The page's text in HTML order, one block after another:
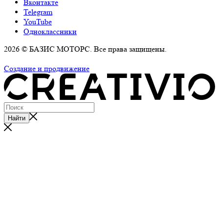
Вконтакте
Telegram
YouTube
Одноклассники
2026 © БАЗИС МОТОРС. Все права защищены.
Создание и продвижение
Найти